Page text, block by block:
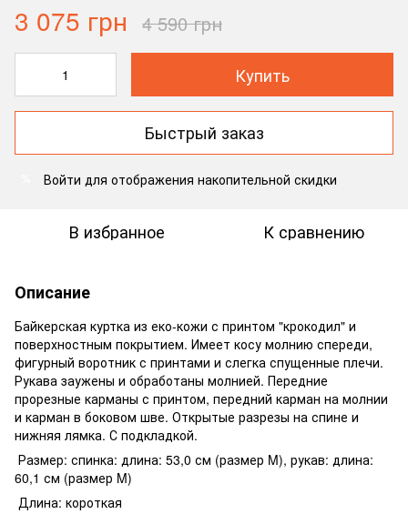
3 075 грн 4 590 грн
Купить
Быстрый заказ
Войти для отображения накопительной скидки
В избранное К сравнению
Описание
Байкерская куртка из еко-кожи с принтом "крокодил" и
поверхностным покрытием. Имеет косу молнию спереди,
фигурный воротник с принтами и слегка спущенные плечи.
Рукава заужены и обработаны молнией. Передние
прорезные карманы с принтом, передний карман на молнии
и карман в боковом шве. Открытые разрезы на спине и
нижняя лямка. С подкладкой.
Размер: спинка: длина: 53,0 см (размер M), рукав: длина:
60,1 см (размер M)
Длина: короткая